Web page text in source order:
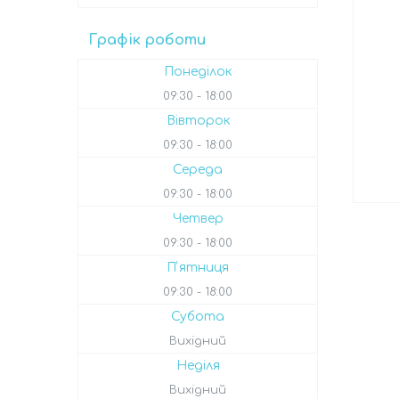
Графік роботи
Понеділок
09:30 18:00
Вівторок
09:30 18:00
Середа
09:30 18:00
Четвер
09:30 18:00
Пʼятниця
09:30 18:00
Субота
Вихідний
Неділя
Вихідний